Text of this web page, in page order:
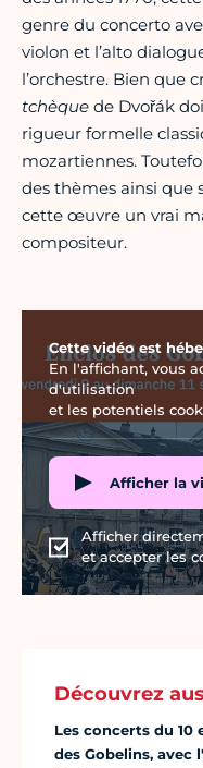
genre du concerto
violon et l’alto
l’orchestre. Bien que
tchèque de Dvořák
rigueur formelle
mozartiennes.
des thèmes ainsi que
cette œuvre un vrai
compositeur.
Cette vidéo est
En l'affichant, vous
d'utilisation
et les potentiels
Afficher la
Afficher
et accepter les
Découvrez
Les concerts du 10
des Gobelins, avec